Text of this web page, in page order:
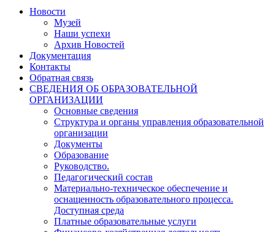
Новости
Музей
Наши успехи
Архив Новостей
Документация
Контакты
Обратная связь
СВЕДЕНИЯ ОБ ОБРАЗОВАТЕЛЬНОЙ
ОРГАНИЗАЦИИ
Основные сведения
Структура и органы управления образовательной
организации
Документы
Образование
Руководство.
Педагогический состав
Материально-техническое обеспечение и
оснащенность образовательного процесса.
Доступная среда
Платные образовательные услуги